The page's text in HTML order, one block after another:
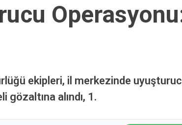
ekipleri, il merkezinde
alındı, 1.